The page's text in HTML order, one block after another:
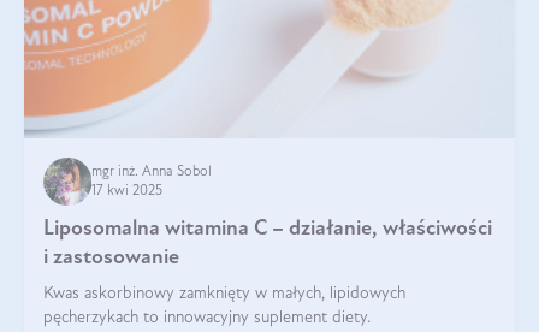
mgr inż. Anna Sobol
17 kwi 2025
Liposomalna witamina C – działanie, właściwości
i zastosowanie
Kwas askorbinowy zamknięty w małych, lipidowych
pęcherzykach to innowacyjny suplement diety.